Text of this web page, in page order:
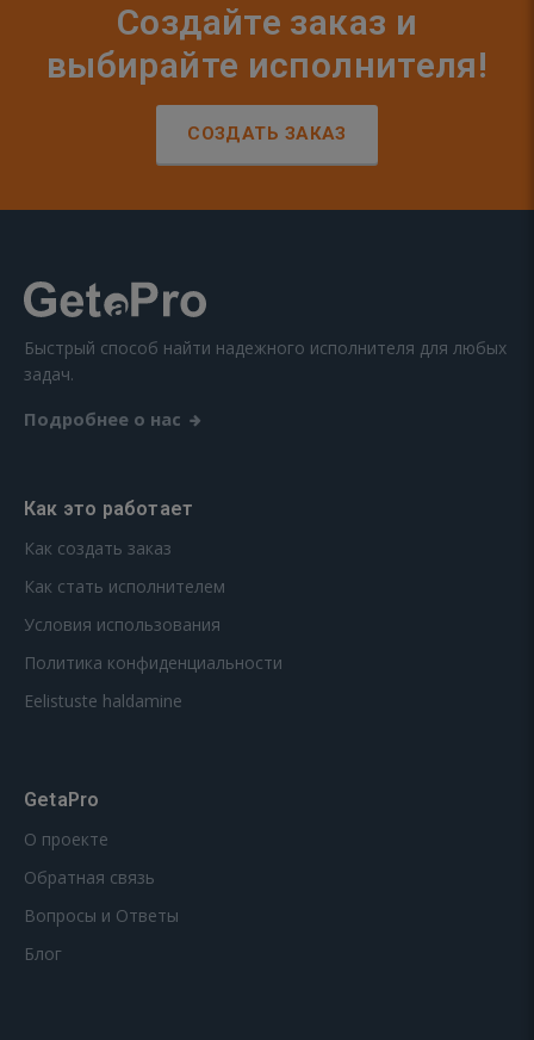
Создайте заказ и
выбирайте исполнителя!
СОЗДАТЬ ЗАКАЗ
Быстрый способ найти надежного исполнителя для любых
задач.
Подробнее о нас
Как это работает
Как создать заказ
Как стать исполнителем
Условия использования
Политика конфиденциальности
Eelistuste haldamine
GetaPro
О проекте
Обратная связь
Вопросы и Ответы
Блог